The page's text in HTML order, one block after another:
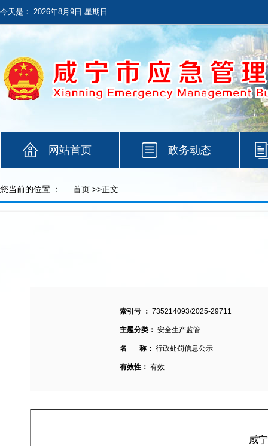
今天是： 2026年8月9日 星期日
网站首页 政务动态
您当前的位置 ： 首页 >>正文
索引号 ： 735214093/2025-29711
主题分类： 安全生产监管
名 称： 行政处罚信息公示
有效性： 有效
咸